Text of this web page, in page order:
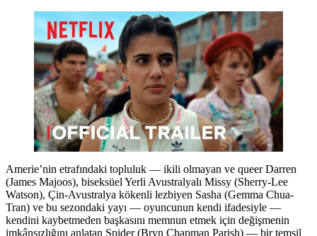
Amerie’nin etrafındaki topluluk — ikili olmayan ve queer Darren
(James Majoos), biseksüel Yerli Avustralyalı Missy (Sherry-Lee
Watson), Çin-Avustralya kökenli lezbiyen Sasha (Gemma Chua-
Tran) ve bu sezondaki yayı — oyuncunun kendi ifadesiyle —
kendini kaybetmeden başkasını memnun etmek için değişmenin
imkânsızlığını anlatan Spider (Bryn Chapman Parish) — bir temsil